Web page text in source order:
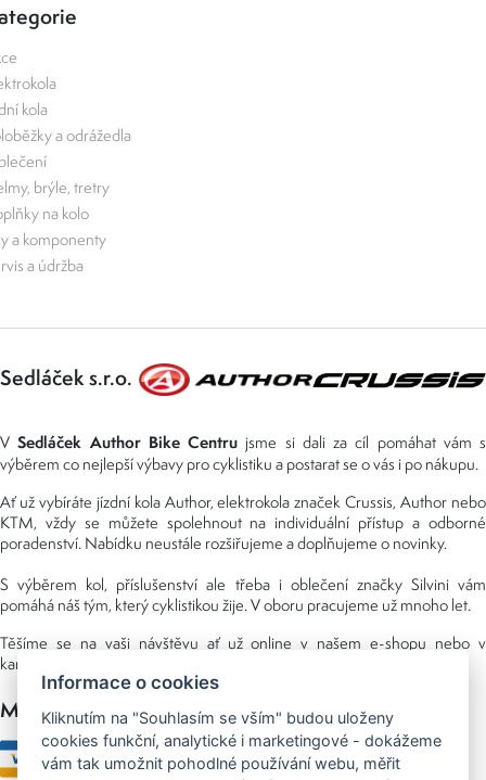
kola
a odrážedla
brýle, tretry
na kolo
a komponenty
a údržba
Sedláček s.r.o.
VSedláček Author Bike Centru jsme si dali za cíl pomáhat vám s
výběrem co nejlepší výbavy pro cyklistiku a postarat se o vás i po nákupu.
Ať už vybíráte jízdní kola Author, elektrokola značek Crussis, Author nebo
KTM, vždy se můžete spolehnout na individuální přístup a odborné
poradenství. Nabídku neustále rozšiřujeme a doplňujeme o novinky.
S výběrem kol, příslušenství ale třeba i oblečení značky Silvini vám
pomáhá náš tým, který cyklistikou žije. V oboru pracujeme už mnoho let.
Těšíme se na vaši návštěvu ať už online v našem e-shopu nebo v
kamenné prodejně, kterou najdete v NS (nákupní středisko) URAN.
Možnosti platby
Informace o cookies
Kliknutím na "Souhlasím se vším" budou uloženy
cookies funkční, analytické i marketingové - dokážeme
vám tak umožnit pohodlné používání webu, měřit